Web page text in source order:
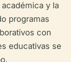
y la
programas
con
educativas se